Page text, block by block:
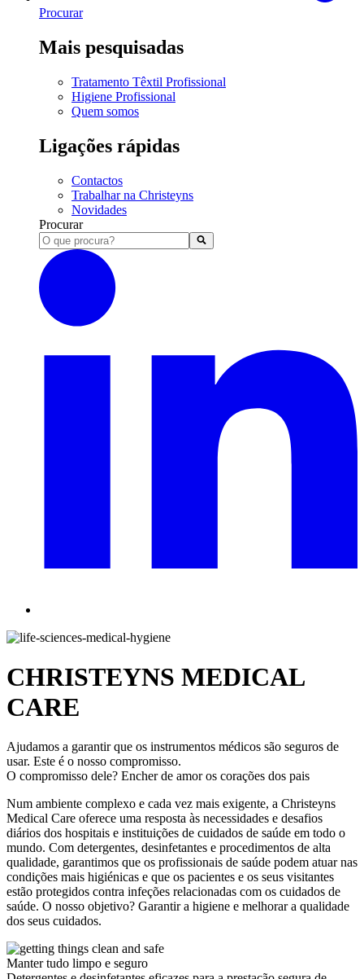
Procurar
Mais pesquisadas
Tratamento Têxtil Profissional
Higiene Profissional
Quem somos
Ligações rápidas
Contactos
Trabalhar na Christeyns
Novidades
Procurar
CHRISTEYNS MEDICAL
CARE
Ajudamos a garantir que os instrumentos médicos são seguros de
usar. Este é o nosso compromisso.
O compromisso dele? Encher de amor os corações dos pais
Num ambiente complexo e cada vez mais exigente, a Christeyns
Medical Care oferece uma resposta às necessidades e desafios
diários dos hospitais e instituições de cuidados de saúde em todo o
mundo. Com detergentes, desinfetantes e procedimentos de alta
qualidade, garantimos que os profissionais de saúde podem atuar nas
condições mais higiénicas e que os pacientes e os seus visitantes
estão protegidos contra infeções relacionadas com os cuidados de
saúde. O nosso objetivo? Garantir a higiene e melhorar a qualidade
dos seus cuidados.
Manter tudo limpo e seguro